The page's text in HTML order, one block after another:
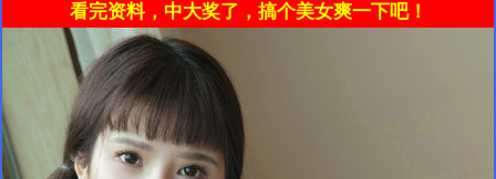
看完资料，中大奖了，搞个美女爽一下吧！